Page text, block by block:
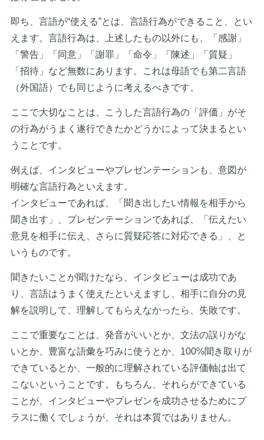
即ち、言語が“使える”とは、言語行為ができること、とい
えます。言語行為は、上述したもの以外にも、「感謝」
「警告」「同意」「謝罪」「命令」「陳述」「質疑」
「招待」など無数にあります。これは母語でも第二言語
（外国語）でも同じように考えるべきです。
ここで大切なことは、こうした言語行為の「評価」がそ
の行為がうまく遂行できたかどうかによって決まるとい
うことです。
例えば、インタビューやプレゼンテーションも、意図が
明確な言語行為といえます。
インタビューであれば、「聞き出したい情報を相手から
聞き出す」、プレゼンテーションであれば、「伝えたい
意見を相手に伝え、さらに質疑応答に対応できる」、と
いうものです。
聞きたいことが聞けたなら、インタビューは成功であ
り、言語はうまく使えたといえますし、相手に自分の見
解を説明して、理解してもらえなかったら、失敗です。
ここで重要なことは、発音がいいとか、文法の誤りがな
いとか、豊富な語彙を巧みに使うとか、100%聞き取りが
できているとか、一般的に理解されている評価軸は出て
こないということです。もちろん、それらができている
ことが、インタビューやプレゼンを成功させるためにプ
ラスに働くでしょうが、それは本質ではありません。